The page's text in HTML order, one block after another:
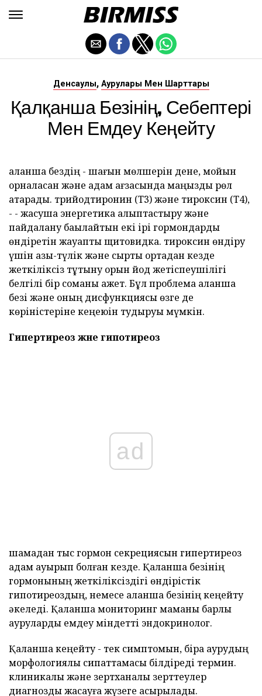
Денсаулық, Аурулары Мен Шарттары
Қалқанша Безінің, Себептері
Мен Емдеу Кеңейту
қалқанша бездің - шағын мөлшерін дене, мойын
орналасқан және адам ағзасында маңызды рөл
атқарады. трийодтиронин (Т3) және тироксин (Т4),
- - жасуша энергетика қалыптастыру және
пайдалану бақылайтын екі ірі гормондарды
өндіретін жауапты щитовидка. тироксин өндіру
үшін азық-түлік және сыртқы ортадан кезде
жеткіліксіз тұтыну орын йод жетіспеушілігі
белгілі бір соманы қажет. Бұл проблема қалқанша
безі және оның дисфункциясы өзге де
көріністеріне кеңеюін тудыруы мүмкін.
Гипертиреоз және гипотиреоз
ad
шамадан тыс гормон секрециясын гипертиреоз
адам ауырып болған кезде. Қалқанша безінің
гормонының жеткіліксіздігі өндірістік
гипотиреоздың, немесе қалқанша безінің кеңейту
әкеледі. Қалқанша мониторинг маманы барлық
ауруларды емдеу міндетті эндокринолог.
Қалқанша кеңейту - тек симптомын, бірақ аурудың
морфологиялық сипаттамасы білдіреді термин.
клиникалық және зертханалық зерттеулер
диагнозды жасауға жүзеге асырылады.